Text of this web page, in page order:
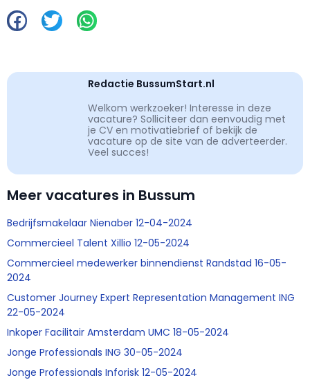
Redactie BussumStart.nl
Welkom werkzoeker! Interesse in deze
vacature? Solliciteer dan eenvoudig met
je CV en motivatiebrief of bekijk de
vacature op de site van de adverteerder.
Veel succes!
Meer vacatures in Bussum
Bedrijfsmakelaar Nienaber 12-04-2024
Commercieel Talent Xillio 12-05-2024
Commercieel medewerker binnendienst Randstad 16-05-
2024
Customer Journey Expert Representation Management ING
22-05-2024
Inkoper Facilitair Amsterdam UMC 18-05-2024
Jonge Professionals ING 30-05-2024
Jonge Professionals Inforisk 12-05-2024